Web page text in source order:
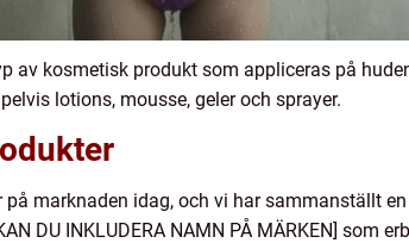
av kosmetisk produkt som appliceras på
lotions, mousse, geler och sprayer.
marknaden idag, och vi har sammanställt
DU INKLUDERA NAMN PÅ MÄRKEN] som